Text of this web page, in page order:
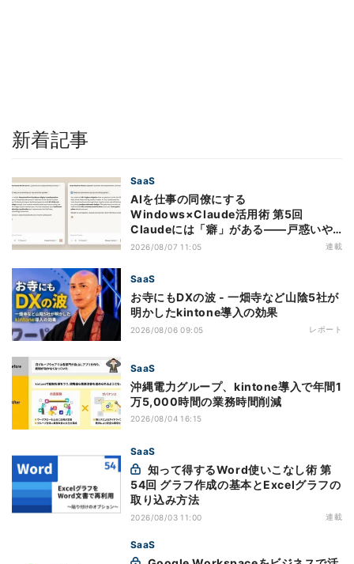
新着記事
SaaS
AIを仕事の同僚にする
Windows×Claude活用術 第5回
Claudeには「癖」がある――戸惑いや
すい7つの仕様
2026/08/07 11:05 連載
SaaS
お寺にもDXの波 - 一畑寺など山陰5社が
明かしたkintone導入の効果
2026/08/06 09:05 レポート
SaaS
沖縄電力グループ、kintone導入で年間1
万5,000時間の業務時間削減
2026/08/04 16:15
SaaS
54回 グラフ作成の基本とExcelグラフの
取り込み方法
2026/08/03 11:00 連載
SaaS